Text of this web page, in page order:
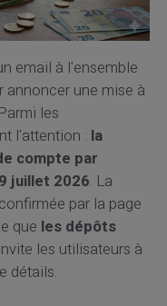
email à l'ensemble
annoncer une mise à
les
l'attention : la
compte par
9 juillet 2026. La
par la page
que les dépôts
les utilisateurs à
détails.